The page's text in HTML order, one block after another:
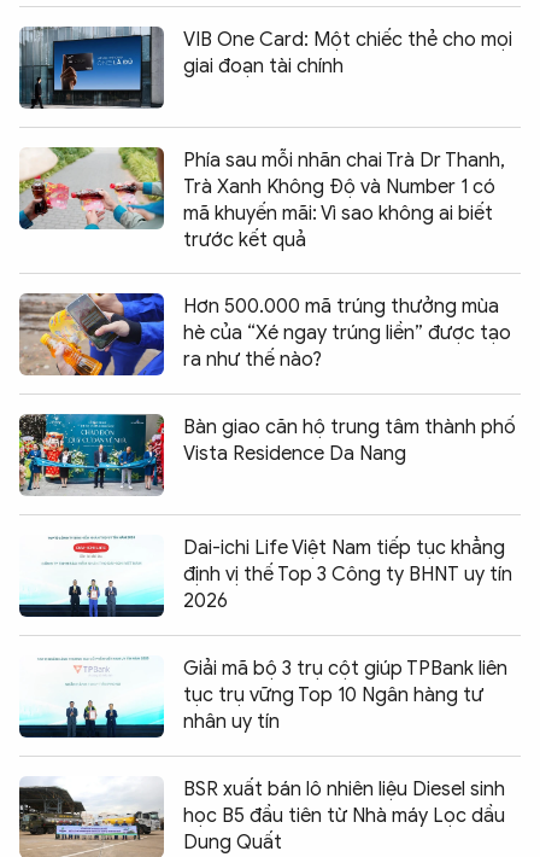
VIB One Card: Một chiếc thẻ cho mọi
giai đoạn tài chính
Phía sau mỗi nhãn chai Trà Dr Thanh,
Trà Xanh Không Độ và Number 1 có
mã khuyến mãi: Vì sao không ai biết
trước kết quả
Hơn 500.000 mã trúng thưởng mùa
hè của “Xé ngay trúng liền” được tạo
ra như thế nào?
Bàn giao căn hộ trung tâm thành phố
Vista Residence Da Nang
Dai-ichi Life Việt Nam tiếp tục khẳng
định vị thế Top 3 Công ty BHNT uy tín
2026
Giải mã bộ 3 trụ cột giúp TPBank liên
tục trụ vững Top 10 Ngân hàng tư
nhân uy tín
BSR xuất bán lô nhiên liệu Diesel sinh
học B5 đầu tiên từ Nhà máy Lọc dầu
Dung Quất